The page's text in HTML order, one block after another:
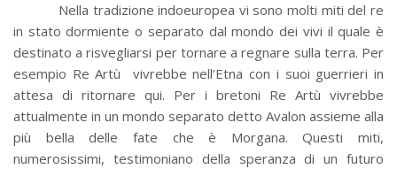
Nella tradizione indoeuropea vi sono molti miti del re
in stato dormiente o separato dal mondo dei vivi il quale è
destinato a risvegliarsi per tornare a regnare sulla terra. Per
esempio Re Artù vivrebbe nell’Etna con i suoi guerrieri in
attesa di ritornare qui. Per i bretoni Re Artù vivrebbe
attualmente in un mondo separato detto Avalon assieme alla
più bella delle fate che è Morgana. Questi miti,
numerosissimi, testimoniano della speranza di un futuro